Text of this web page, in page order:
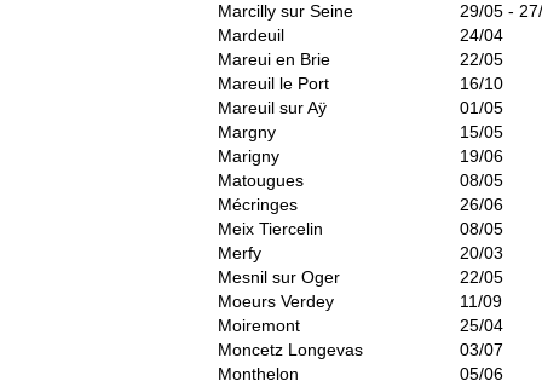
Marcilly sur Seine
29/05 -
Mardeuil
24/04
Mareui en Brie
22/05
Mareuil le Port
16/10
Mareuil sur Aÿ
01/05
Margny
15/05
Marigny
19/06
Matougues
08/05
Mécringes
26/06
Meix Tiercelin
08/05
Merfy
20/03
Mesnil sur Oger
22/05
Moeurs Verdey
11/09
Moiremont
25/04
Moncetz Longevas
03/07
Monthelon
05/06